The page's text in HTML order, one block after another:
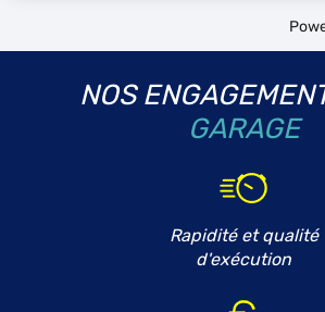
NOS
GARAGE
Rapidité et qualité
d'exécution